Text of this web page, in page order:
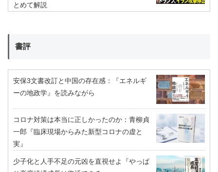
とめて解説
書評
安保3文書改訂と中国の存在感：『エネルギ
ーの地政学』を読みながら
コロナ対策は本当に正しかったのか：青柳貞
一郎『臨床現場からみた新型コロナの虚と
実』
少子化と人手不足の元凶を直視せよ『やっぱ